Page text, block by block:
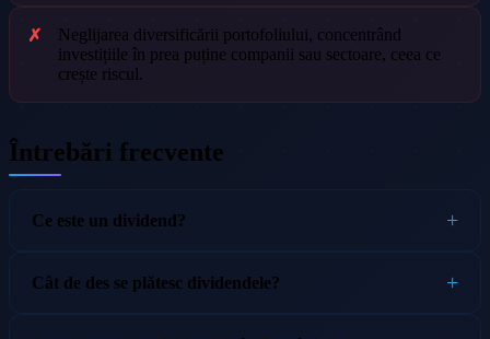
Neglijarea diversificării portofoliului, concentrând
investițiile în prea puține companii sau sectoare, ceea ce
crește riscul.
Întrebări frecvente
Ce este un dividend?
Cât de des se plătesc dividendele?